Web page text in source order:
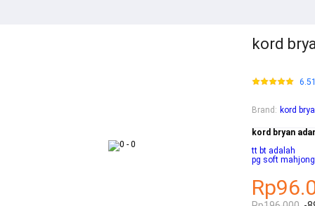
kord
Brand : kord
kord bryan
tt bt adalah
pg soft